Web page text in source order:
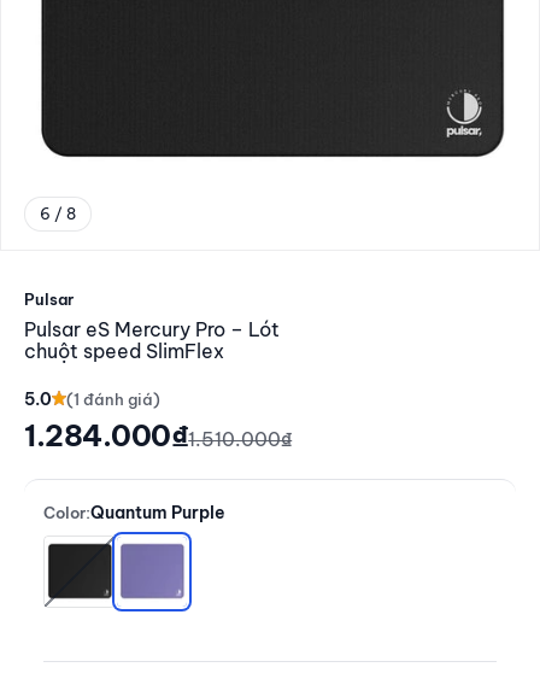
Đến mục 6
6 / 8
Pulsar
Pulsar eS Mercury Pro – Lót
chuột speed SlimFlex
Giá giảm
1.284.000₫Giá thông thường
1.510.000₫
5.0
Color:Quantum Purple
Jet BlackQuantum Purple